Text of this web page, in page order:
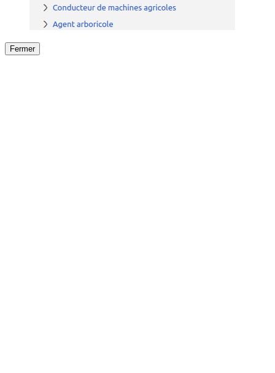
Fermer